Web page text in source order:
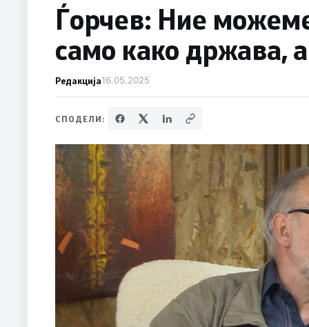
Ѓорчев: Ние
само како држава,
Редакција16.05.2025
СПОДЕЛИ: